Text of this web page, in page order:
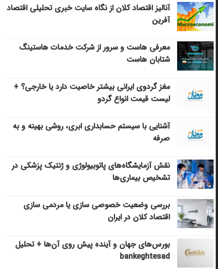
آنالیز اقتصاد کلان از نگاه سایت خبری تحلیلی اقتصاد
آفرین
معرفی هاست و سرور از شرکت خدمات هاستینگ
شتابان هاست
مغز گردوی ایرانی بیشتر خاصیت دارد یا خارجی؟ +
لیست قیمت انواع گردو
آشنایی با سیستم حسابداری ابری، روشی بهینه و به
صرفه
نقش آزمایشگاه‌های پاتوبیولوژی و ژنتیک پزشکی در
تشخیص بیماری‌ها
بررسی وضعیت خصوصی سازی یا مردمی سازی
اقتصاد کلان در ایران
بورس‌های جهان و آینده پیش روی آن‌ها + تحلیل
bankeghtesad